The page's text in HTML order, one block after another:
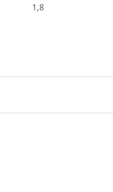
1,8